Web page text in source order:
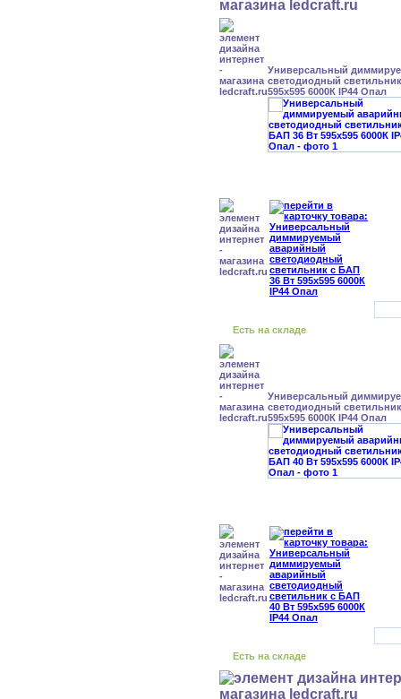
Универсальный
светодиодный
595x595 6000К IP44 Опал
Есть на складе
Универсальный
светодиодный
595x595 6000К IP44 Опал
Есть на складе